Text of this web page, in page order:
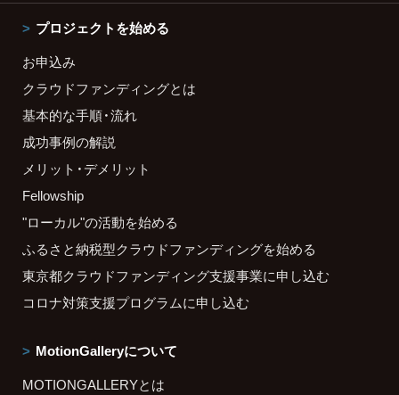
プロジェクトを始める
お申込み
クラウドファンディングとは
基本的な手順・流れ
成功事例の解説
メリット・デメリット
Fellowship
"ローカル"の活動を始める
ふるさと納税型クラウドファンディングを始める
東京都クラウドファンディング支援事業に申し込む
コロナ対策支援プログラムに申し込む
MotionGalleryについて
MOTIONGALLERYとは